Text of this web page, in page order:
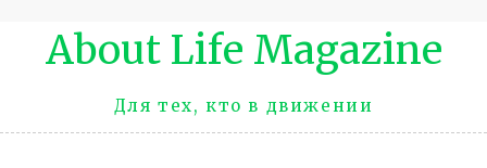
Промотать
About Life Magazinе
Для тех, кто в движении